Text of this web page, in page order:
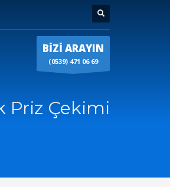
BİZİ ARAYIN
(0539) 471 06 69
Priz Çekimi